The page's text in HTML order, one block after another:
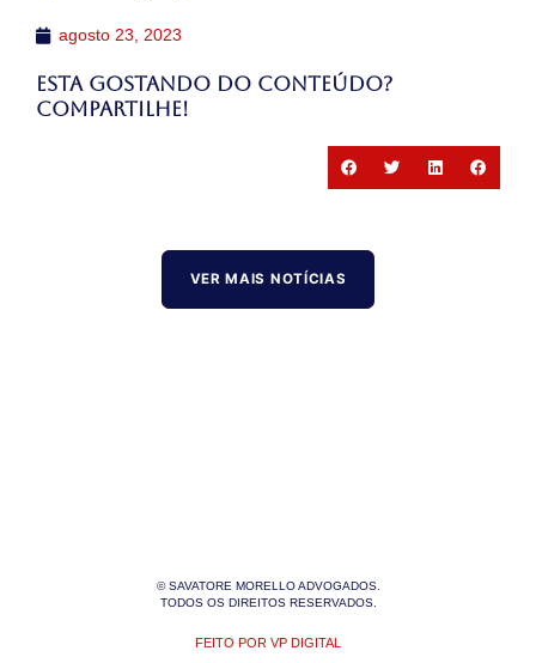
agosto 23, 2023
Esta gostando do conteúdo?
Compartilhe!
VER MAIS NOTÍCIAS
© SAVATORE MORELLO ADVOGADOS.
TODOS OS DIREITOS RESERVADOS.
FEITO POR VP DIGITAL